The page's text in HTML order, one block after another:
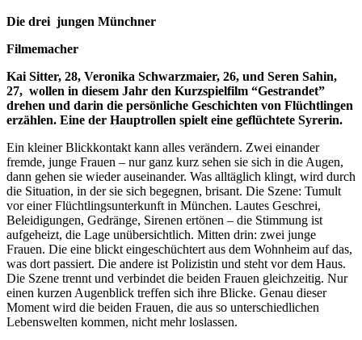
Die drei jungen Münchner
Filmemacher
Kai Sitter, 28, Veronika Schwarzmaier, 26, und Seren Sahin,
27, wollen in diesem Jahr den Kurzspielfilm “Gestrandet”
drehen und darin die persönliche Geschichten von Flüchtlingen
erzählen. Eine der Hauptrollen spielt eine geflüchtete Syrerin.
Ein kleiner Blickkontakt kann alles verändern. Zwei einander
fremde, junge Frauen – nur ganz kurz sehen sie sich in die Augen,
dann gehen sie wieder auseinander. Was alltäglich klingt, wird durch
die Situation, in der sie sich begegnen, brisant. Die Szene: Tumult
vor einer Flüchtlingsunterkunft in München. Lautes Geschrei,
Beleidigungen, Gedränge, Sirenen ertönen – die Stimmung ist
aufgeheizt, die Lage unübersichtlich. Mitten drin: zwei junge
Frauen. Die eine blickt eingeschüchtert aus dem Wohnheim auf das,
was dort passiert. Die andere ist Polizistin und steht vor dem Haus.
Die Szene trennt und verbindet die beiden Frauen gleichzeitig. Nur
einen kurzen Augenblick treffen sich ihre Blicke. Genau dieser
Moment wird die beiden Frauen, die aus so unterschiedlichen
Lebenswelten kommen, nicht mehr loslassen.